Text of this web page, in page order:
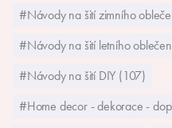
#Návody na šití zimního
#Návody na šití letního
#Návody na šití DIY (107)
#Home decor - dekorace -